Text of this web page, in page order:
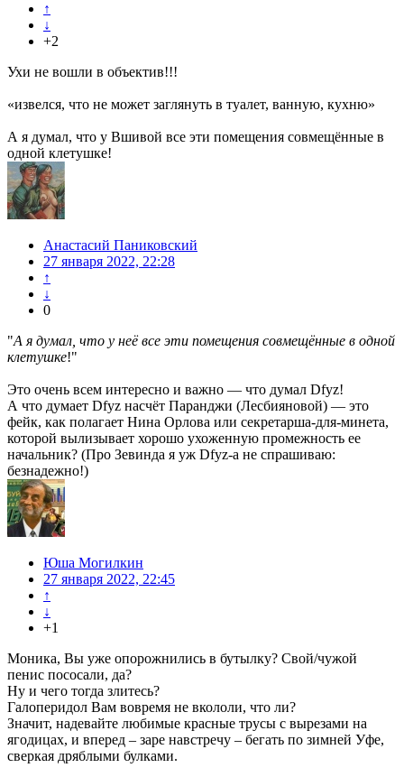
↑
↓
+2
Ухи не вошли в объектив!!!
«извелся, что не может заглянуть в туалет, ванную, кухню»
А я думал, что у Вшивой все эти помещения совмещённые в
одной клетушке!
Анастасий Паниковский
27 января 2022, 22:28
↑
↓
0
"А я думал, что у неё все эти помещения совмещённые в одной
клетушке!"
Это очень всем интересно и важно — что думал Dfyz!
А что думает Dfyz насчёт Паранджи (Лесбияновой) — это
фейк, как полагает Нина Орлова или секретарша-для-минета,
которой вылизывает хорошо ухоженную промежность ее
начальник? (Про Зевинда я уж Dfyz-a не спрашиваю:
безнадежно!)
Юша Могилкин
27 января 2022, 22:45
↑
↓
+1
Моника, Вы уже опорожнились в бутылку? Свой/чужой
пенис пососали, да?
Ну и чего тогда злитесь?
Галоперидол Вам вовремя не вкололи, что ли?
Значит, надевайте любимые красные трусы с вырезами на
ягодицах, и вперед – заре навстречу – бегать по зимней Уфе,
сверкая дряблыми булками.